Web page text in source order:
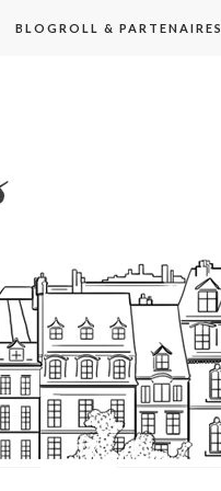
BLOGROLL & PARTENAIRES